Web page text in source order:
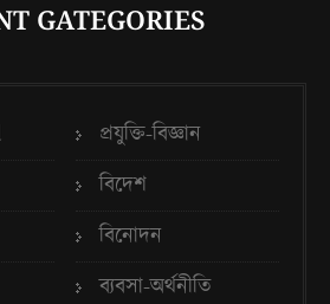
GATEGORIES
প্রযুক্তি-বিজ্ঞান
বিদেশ
বিনোদন
ব্যবসা-অর্থনীতি